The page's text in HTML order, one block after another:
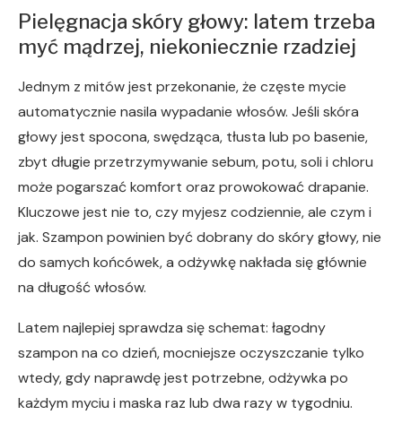
Pielęgnacja skóry głowy: latem trzeba
myć mądrzej, niekoniecznie rzadziej
Jednym z mitów jest przekonanie, że częste mycie
automatycznie nasila wypadanie włosów. Jeśli skóra
głowy jest spocona, swędząca, tłusta lub po basenie,
zbyt długie przetrzymywanie sebum, potu, soli i chloru
może pogarszać komfort oraz prowokować drapanie.
Kluczowe jest nie to, czy myjesz codziennie, ale czym i
jak. Szampon powinien być dobrany do skóry głowy, nie
do samych końcówek, a odżywkę nakłada się głównie
na długość włosów.
Latem najlepiej sprawdza się schemat: łagodny
szampon na co dzień, mocniejsze oczyszczanie tylko
wtedy, gdy naprawdę jest potrzebne, odżywka po
każdym myciu i maska raz lub dwa razy w tygodniu.